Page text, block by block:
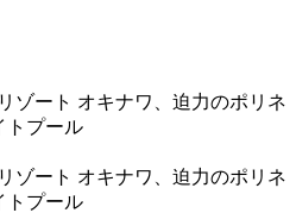
ゾート オキナワ、迫力のポリネ
トプール
ゾート オキナワ、迫力のポリネ
トプール